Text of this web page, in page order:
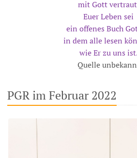
mit Gott
Euer Leben sei
ein offenes Buch
in dem alle lesen
wie Er zu uns
Quelle
PGR im Februar 2022